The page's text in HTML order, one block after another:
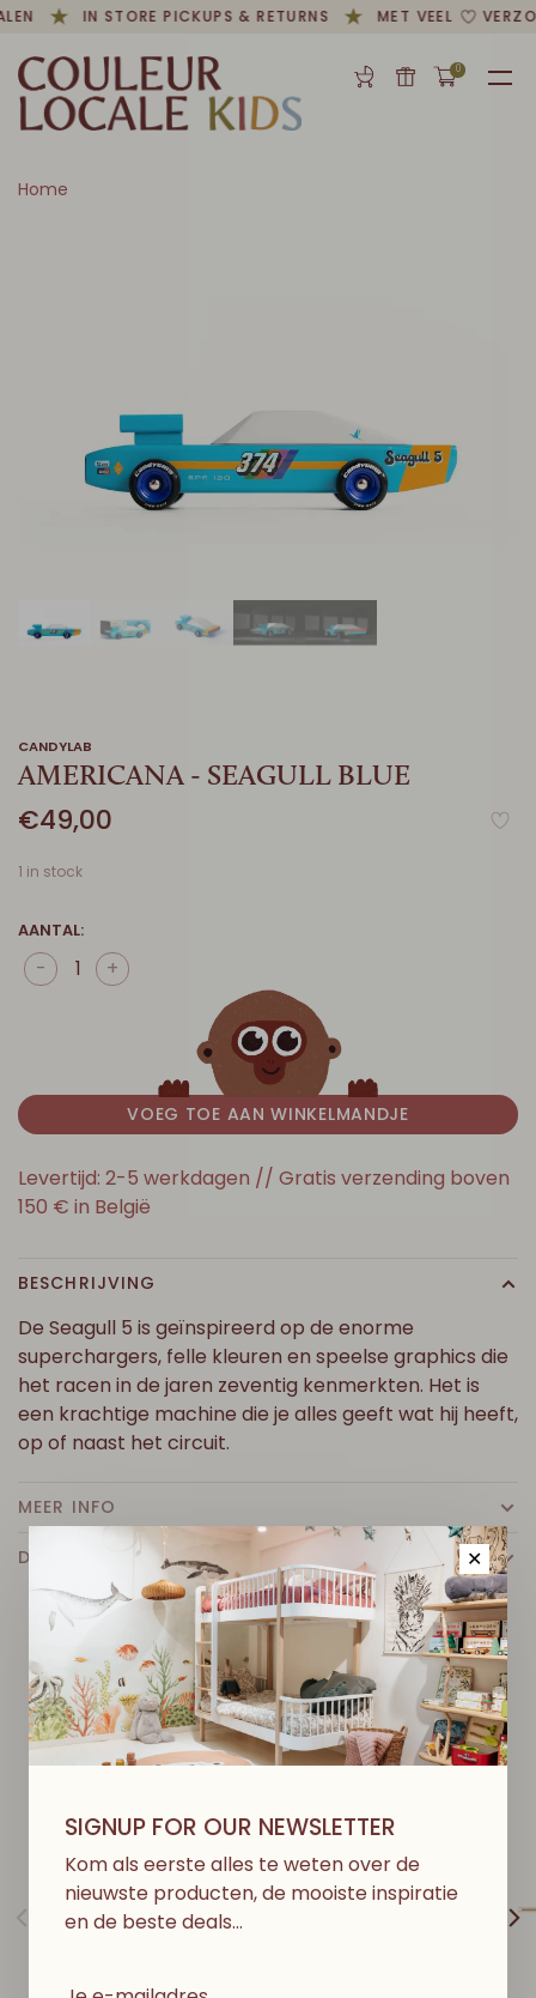
IN STORE PICKUPS & RETURNS MET VEEL
0
Home
CANDYLAB
AMERICANA - SEAGULL BLUE
€49,00
1 in stock
AANTAL:
+
-
VOEG TOE AAN WINKELMANDJE
Levertijd: 2-5 werkdagen // Gratis verzending boven
150 € in België
BESCHRIJVING
De Seagull 5 is geïnspireerd op de enorme
superchargers, felle kleuren en speelse graphics die
het racen in de jaren zeventig kenmerkten. Het is
een krachtige machine die je alles geeft wat hij heeft,
op of naast het circuit.
MEER INFO
DETAILS
DITVINDJEMISSCHIENO KLEUK
✕
SIGNUP FOR OUR NEWSLETTER
Kom als eerste alles te weten over de
nieuwste producten, de mooiste inspiratie
en de beste deals…